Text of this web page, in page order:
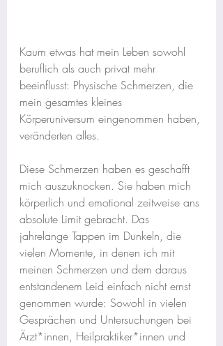
Kaum etwas hat mein Leben sowohl
beruflich als auch privat mehr
beeinflusst: Physische Schmerzen, die
mein gesamtes kleines
Körperuniversum eingenommen haben,
veränderten alles.
Diese Schmerzen haben es geschafft
mich auszuknocken. Sie haben mich
körperlich und emotional zeitweise ans
absolute Limit gebracht. Das
jahrelange Tappen im Dunkeln, die
vielen Momente, in denen ich mit
meinen Schmerzen und dem daraus
entstandenem Leid einfach nicht ernst
genommen wurde: Sowohl in vielen
Gesprächen und Untersuchungen bei
Ärzt*innen, Heilpraktiker*innen und